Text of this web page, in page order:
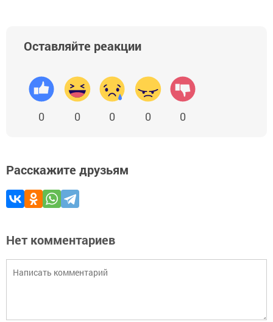
Оставляйте реакции
0 0 0 0 0
Расскажите друзьям
Нет комментариев